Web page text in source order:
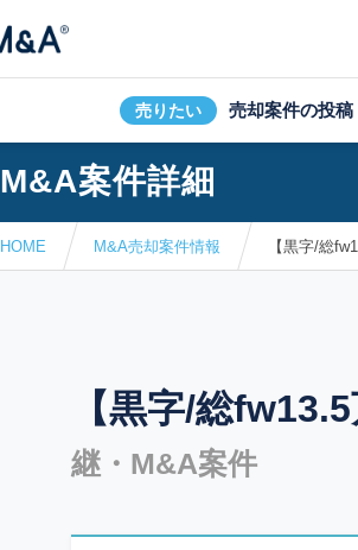
売りたい 売却案件の投稿
M&A案件詳細
HOME M&A売却案件情報 【黒字/総
【黒字/総
継・M&A案件